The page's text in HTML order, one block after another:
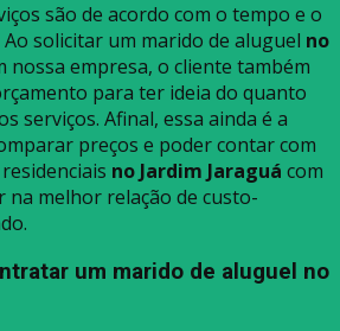
são de acordo com o tempo e o
solicitar um marido de aluguel no
nossa empresa, o cliente também
para ter ideia do quanto
serviços. Afinal, essa ainda é a
preços e poder contar com
no Jardim Jaraguá com
na melhor relação de custo-
um marido de aluguel no